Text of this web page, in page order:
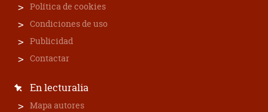
Política de cookies
Condiciones de uso
Publicidad
Contactar
En lecturalia
Mapa autores